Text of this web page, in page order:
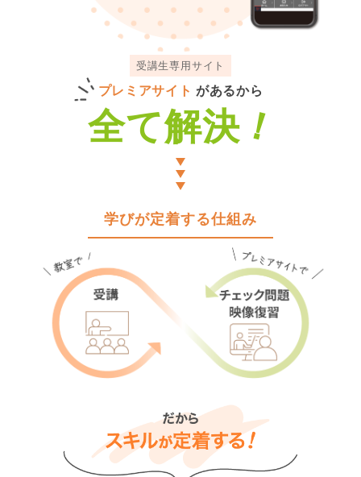
受講生専用サイト
プレミアサイト があるから
全て解決！
学びが定着する仕組み